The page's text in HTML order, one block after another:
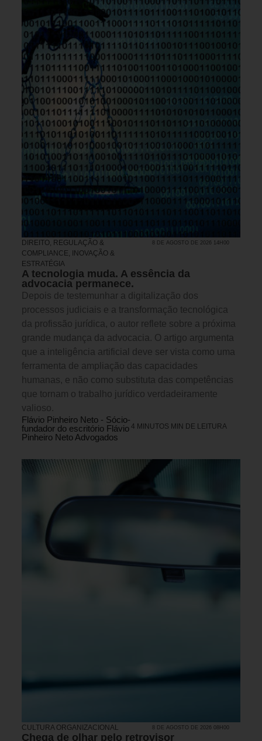
DIREITO, REGULAÇÃO &
COMPLIANCE INOVAÇÃO &
ESTRATÉGIA
8 DE AGOSTO DE 2026 14H00
A tecnologia muda. A essência da
advocacia permanece.
Depois de testemunhar a digitalização dos
processos judiciais e a transformação tecnológica
da profissão jurídica, o autor reflete sobre a próxima
grande mudança da advocacia. O artigo argumenta
que a inteligência artificial deve ser vista como uma
ferramenta de ampliação das capacidades
humanas, e não como substituta das competências
que tornam o trabalho jurídico verdadeiramente
valioso.
Flávio Pinheiro Neto - Sócio-
fundador do escritório Flávio
Pinheiro Neto Advogados
4 MINUTOS MIN DE LEITURA
CULTURA ORGANIZACIONAL 8 DE AGOSTO DE 2026 08H00
Chega de olhar pelo retrovisor